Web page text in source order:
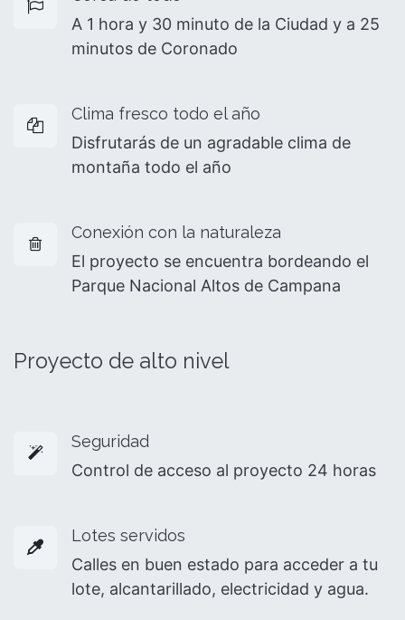
A 1 hora y 30 minuto de la Ciudad y a 25
minutos de Coronado
Clima fresco todo el año
Disfrutarás de un agradable clima de
montaña todo el año
Conexión con la naturaleza
El proyecto se encuentra bordeando el
Parque Nacional Altos de Campana
Proyecto de alto nivel
Seguridad
Control de acceso al proyecto 24 horas
Lotes servidos
Calles en buen estado para acceder a tu
lote, alcantarillado, electricidad y agua.